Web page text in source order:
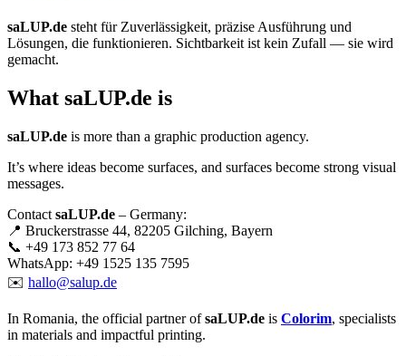
saLUP.de steht für Zuverlässigkeit, präzise Ausführung und
Lösungen, die funktionieren. Sichtbarkeit ist kein Zufall — sie wird
gemacht.
What saLUP.de is
saLUP.de is more than a graphic production agency.
It’s where ideas become surfaces, and surfaces become strong visual
messages.
Contact saLUP.de – Germany:
📍 Bruckerstrasse 44, 82205 Gilching, Bayern
📞 +49 173 852 77 64
WhatsApp: +49 1525 135 7595
✉️ hallo@salup.de
In Romania, the official partner ofsaLUP.de is Colorim, specialists
in materials and impactful printing.